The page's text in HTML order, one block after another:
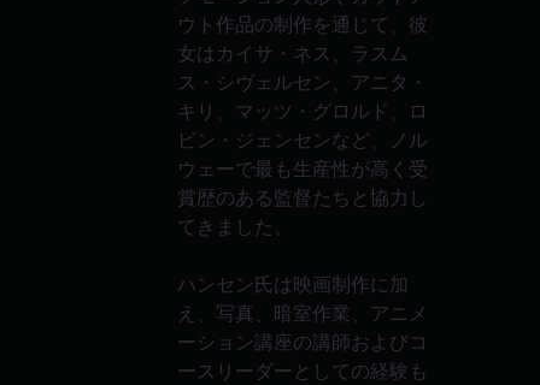
ウト作品の制作を通じて、彼
女はカイサ・ネス、ラスム
ス・シヴェルセン、アニタ・
キリ、マッツ・グロルド、ロ
ビン・ジェンセンなど、ノル
ウェーで最も生産性が高く受
賞歴のある監督たちと協力し
てきました。
ハンセン氏は映画制作に加
え、写真、暗室作業、アニメ
ーション講座の講師およびコ
ースリーダーとしての経験も